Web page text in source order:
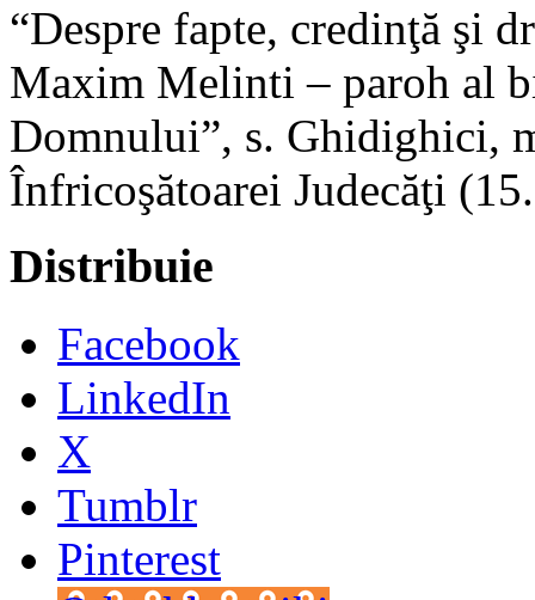
“Despre fapte, credinţă şi
Maxim Melinti – paroh al
Domnului”, s. Ghidighici,
Înfricoşătoarei Judecăţi
Distribuie
Facebook
LinkedIn
X
Tumblr
Pinterest